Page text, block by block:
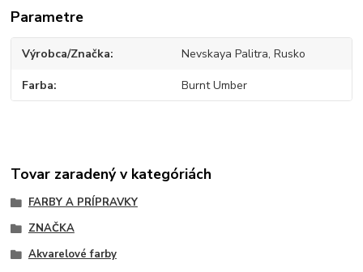
Parametre
Výrobca/Značka Nevskaya Palitra, Rusko
Farba Burnt Umber
Tovar zaradený v kategóriách
FARBY A PRÍPRAVKY
ZNAČKA
Akvarelové farby